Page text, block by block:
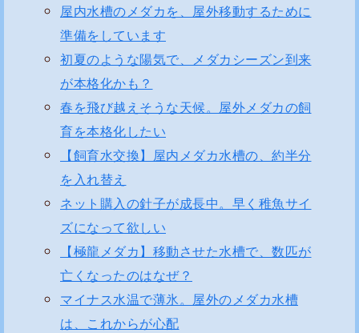
屋内水槽のメダカを、屋外移動するために
準備をしています
初夏のような陽気で、メダカシーズン到来
が本格化かも？
春を飛び越えそうな天候。屋外メダカの飼
育を本格化したい
【飼育水交換】屋内メダカ水槽の、約半分
を入れ替え
ネット購入の針子が成長中。早く稚魚サイ
ズになって欲しい
【極龍メダカ】移動させた水槽で、数匹が
亡くなったのはなぜ？
マイナス水温で薄氷。屋外のメダカ水槽
は、これからが心配